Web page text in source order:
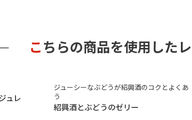
こちらの商品を使用した
ュレ
ジューシーなぶどうが紹興酒のコクとよくあ
う
紹興酒とぶどうのゼリー